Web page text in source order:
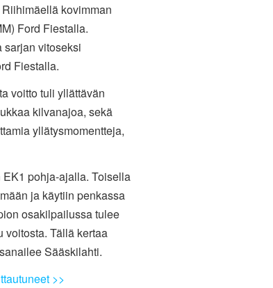
kovimman
Ford Fiestalla.
sarjan vitoseksi
Fiestalla.
voitto tuli yllättävän
kilvanajoa, sekä
yllätysmomentteja,
pohja-ajalla. Toisella
ja käytiin penkassa
osakilpailussa tulee
voitosta. Tällä kertaa
Sääskilahti.
>>